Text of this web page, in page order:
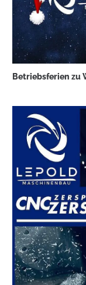
Betriebsferien zu